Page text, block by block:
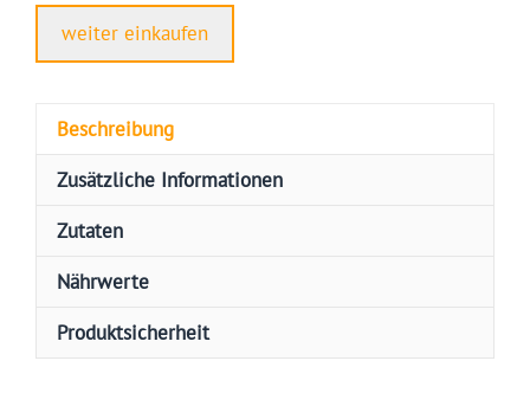
weiter einkaufen
Beschreibung
Zusätzliche Informationen
Zutaten
Nährwerte
Produktsicherheit